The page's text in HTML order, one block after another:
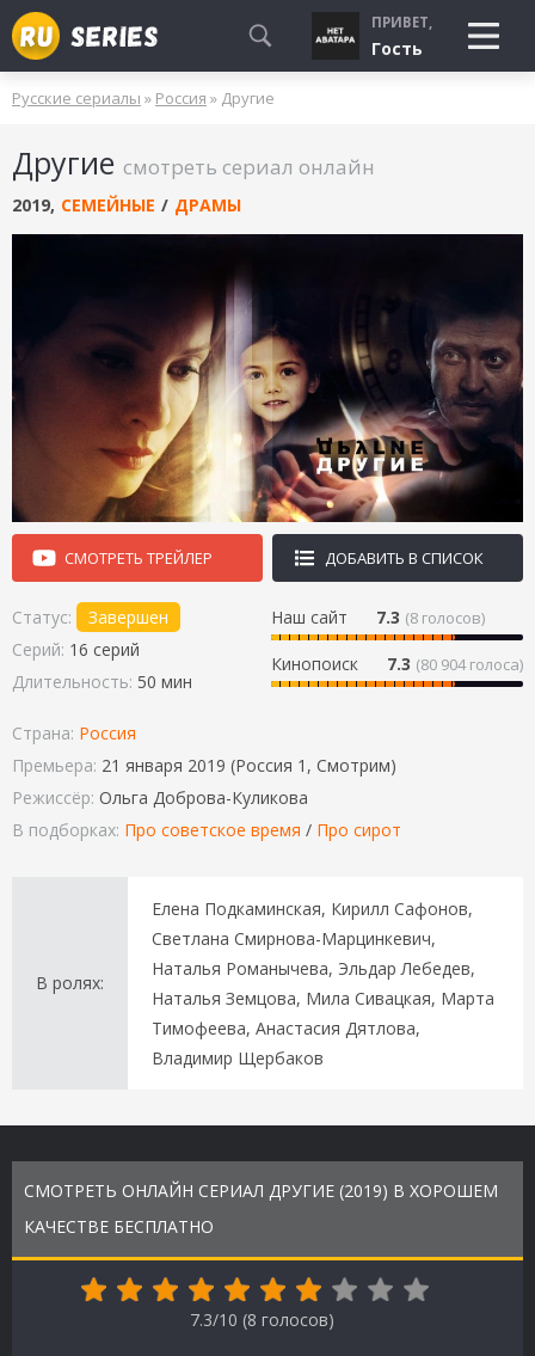
СМОТРЮ
БУДУ СМОТРЕТЬ
УЖЕ СМОТРЕЛ
ПРИВЕТ,
Гость
Русские сериалы » Россия » Другие
Другие смотреть сериал онлайн
2019, СЕМЕЙНЫЕ / ДРАМЫ
СМОТРЕТЬ ТРЕЙЛЕР ДОБАВИТЬ В СПИСОК
Наш сайт 7.3 (8 голосов)
Кинопоиск 7.3 (80 904 голоса)
Статус:
Завершен
Серий: 16 серий
Длительность: 50 мин
Страна: Россия
Премьера: 21 января 2019 (Россия 1, Смотрим)
Режиссёр: Ольга Доброва-Куликова
В подборках: Про советское время / Про сирот
В ролях:
Елена Подкаминская, Кирилл Сафонов,
Светлана Смирнова-Марцинкевич,
Наталья Романычева, Эльдар Лебедев,
Наталья Земцова, Мила Сивацкая, Марта
Тимофеева, Анастасия Дятлова,
Владимир Щербаков
СМОТРЕТЬ ОНЛАЙН СЕРИАЛ ДРУГИЕ (2019) В ХОРОШЕМ
КАЧЕСТВЕ БЕСПЛАТНО
7.3/10 (8 голосов)